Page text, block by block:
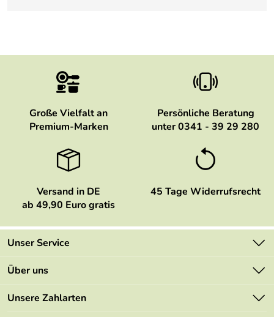
Große Vielfalt an
Premium-Marken
Persönliche Beratung
unter 0341 - 39 29 280
Versand in DE
ab 49,90 Euro gratis
45 Tage Widerrufsrecht
Unser Service
Kontakt
Mehrwertsteuerfrei
Über uns
Marken
Unsere Zahlarten